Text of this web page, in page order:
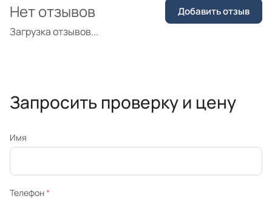
Загрузка отзывов...
Нет отзывов Добавить отзыв
Запросить проверку и цену
Имя
Телефон*